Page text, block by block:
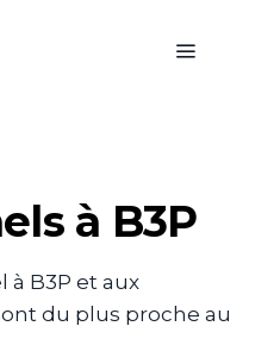
à B3P
à B3P et aux
du plus proche au